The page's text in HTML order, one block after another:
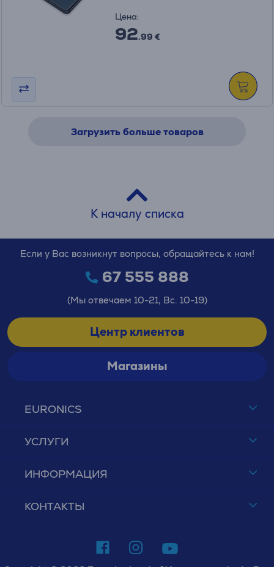
Цена:
92.99 €
Загрузить больше товаров
К началу списка
EURONICS
УСЛУГИ
ИНФОРМАЦИЯ
КОНТАКТЫ
Если у Вас возникнут вопросы, обращайтесь к нам!
67 555 888
(Мы отвечаем 10-21, Вс. 10-19)
Центр клиентов
Магазины